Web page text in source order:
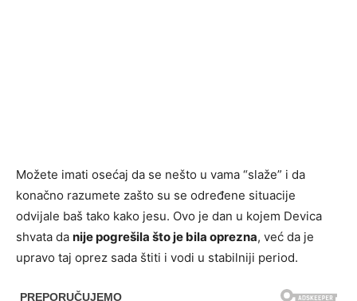
Možete imati osećaj da se nešto u vama “slaže” i da
konačno razumete zašto su se određene situacije
odvijale baš tako kako jesu. Ovo je dan u kojem Devica
shvata da nije pogrešila što je bila oprezna, već da je
upravo taj oprez sada štiti i vodi u stabilniji period.